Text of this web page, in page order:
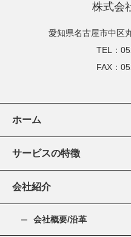
株式会
愛知県名古屋市中区
TEL：
FAX：
ホーム
サービスの特徴
会社紹介
会社概要/沿革